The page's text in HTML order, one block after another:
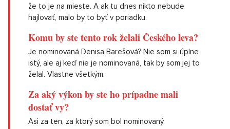
že to je na mieste. A ak tu dnes nikto nebude
hajlovať, malo by to byť v poriadku.
Komu by ste tento rok želali Českého leva?
Je nominovaná Denisa Barešová? Nie som si úplne
istý, ale aj keď nie je nominovaná, tak by som jej to
želal. Vlastne všetkým.
Za aký výkon by ste ho prípadne mali
dostať vy?
Asi za ten, za ktorý som bol nominovaný.